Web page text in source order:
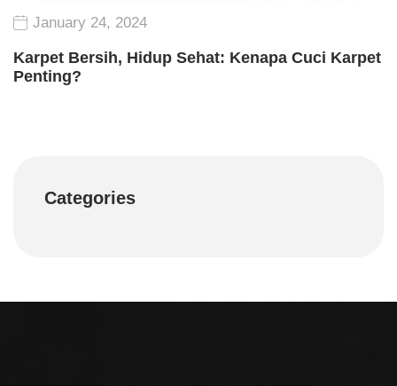
January 24, 2024
Karpet Bersih, Hidup Sehat: Kenapa Cuci Karpet
Penting?
Categories